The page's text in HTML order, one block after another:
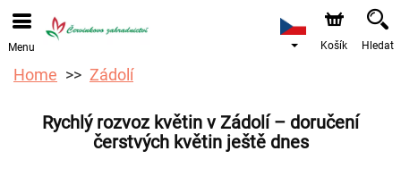
Objednávky přes e-shop přijímáme. Nejbližší možné
doručení je od 12.8.2026 z důvodu dovolené.
Menu Košík Hledat
Home Zádolí
Rychlý rozvoz květin v Zádolí – doručení
čerstvých květin ještě dnes